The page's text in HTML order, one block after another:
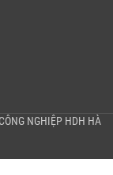
NGHIỆP HDH HÀ